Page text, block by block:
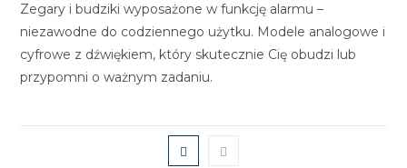
Zegary i budziki wyposażone w funkcję alarmu –
niezawodne do codziennego użytku. Modele analogowe i
cyfrowe z dźwiękiem, który skutecznie Cię obudzi lub
przypomni o ważnym zadaniu.